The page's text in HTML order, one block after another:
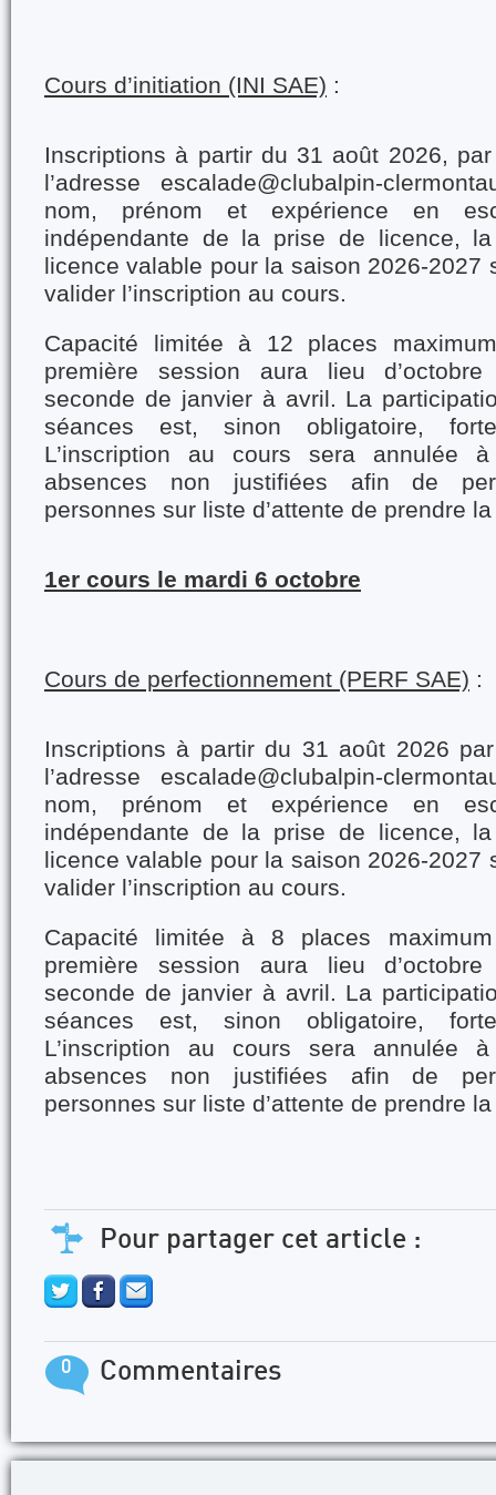
Cours d’initiation (INI SAE) :
Inscriptions à partir du 31 août 2026,
l’adresse escalade@clubalpin-
nom, prénom et expérience en
indépendante de la prise de licence, la
licence valable pour la saison 2026-2027
valider l’inscription au cours.
Capacité limitée à 12 places
première session aura lieu
seconde de janvier à avril. La
séances est, sinon obligatoire,
L’inscription au cours sera annulée
absences non justifiées afin de
personnes sur liste d’attente de prendre
1er cours le mardi 6 octobre
Cours de perfectionnement (PERF SAE) :
Inscriptions à partir du 31 août 2026
l’adresse escalade@clubalpin-
nom, prénom et expérience en
indépendante de la prise de licence, la
licence valable pour la saison 2026-2027
valider l’inscription au cours.
Capacité limitée à 8 places
première session aura lieu
seconde de janvier à avril. La
séances est, sinon obligatoire,
L’inscription au cours sera annulée
absences non justifiées afin de
personnes sur liste d’attente de prendre
Pour partager cet article :
0 Commentaires